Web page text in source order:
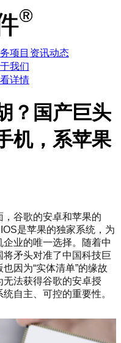
项目 资讯动态
我们
详情
？国产巨头
机，系苹果
谷歌的安卓和苹果的
是苹果的独家系统，为
业的唯一选择。随着中
矛头对准了中国科技巨
因为“实体清单”的缘故
法获得谷歌的安卓授
自主、可控的重要性。